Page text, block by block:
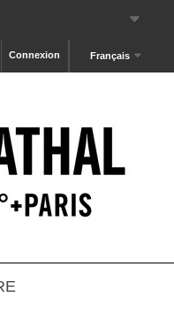
Français
Connexion